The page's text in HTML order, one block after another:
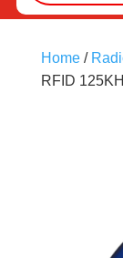
Home/
RFID